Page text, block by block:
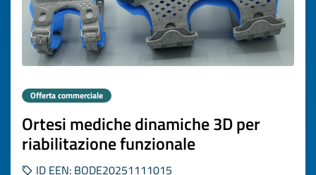
Offerta commerciale
Ortesi mediche dinamiche 3D per
riabilitazione funzionale
ID EEN: BODE20251111015